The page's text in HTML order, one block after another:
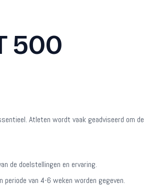
500
Atleten wordt vaak geadviseerd om de
de doelstellingen en ervaring.
periode van 4-6 weken worden gegeven.